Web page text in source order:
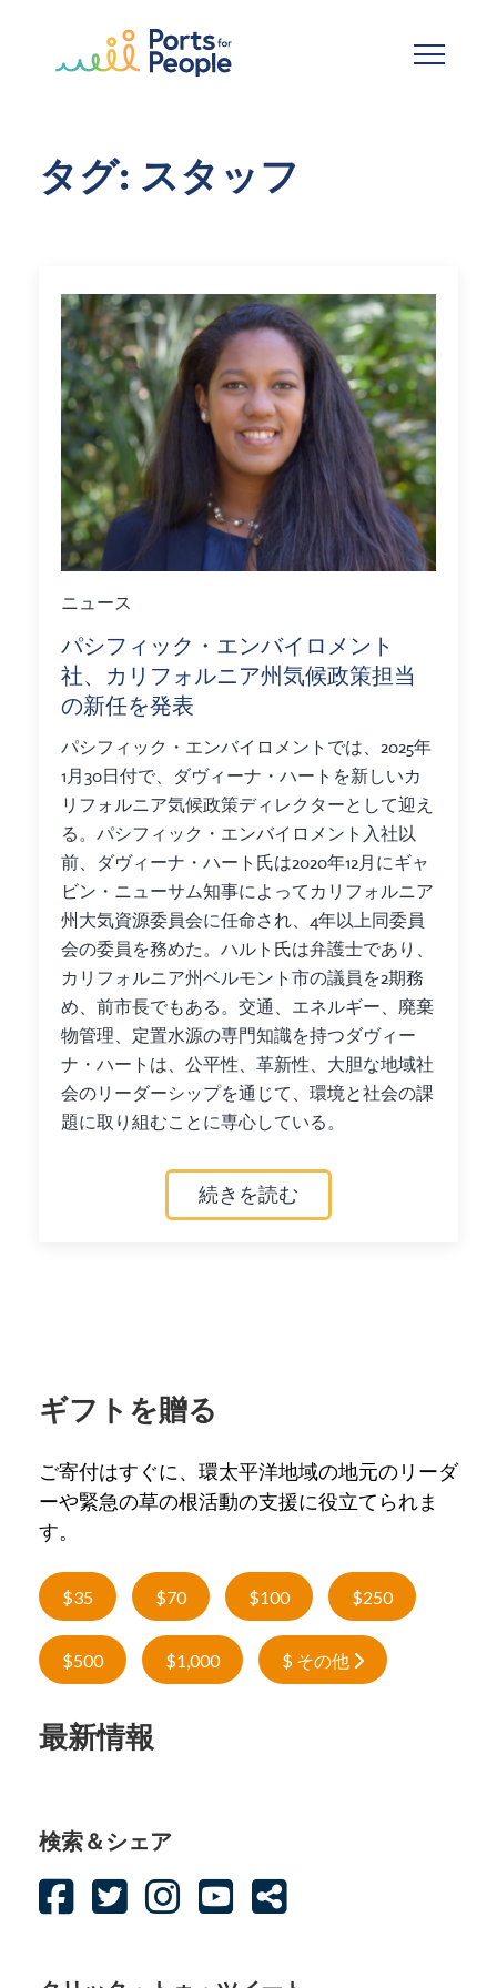
タグ: スタッフ
ニュース
パシフィック・エンバイロメント
社、カリフォルニア州気候政策担当
の新任を発表
パシフィック・エンバイロメントでは、2025年
1月30日付で、ダヴィーナ・ハートを新しいカ
リフォルニア気候政策ディレクターとして迎え
る。パシフィック・エンバイロメント入社以
前、ダヴィーナ・ハート氏は2020年12月にギャ
ビン・ニューサム知事によってカリフォルニア
州大気資源委員会に任命され、4年以上同委員
会の委員を務めた。ハルト氏は弁護士であり、
カリフォルニア州ベルモント市の議員を2期務
め、前市長でもある。交通、エネルギー、廃棄
物管理、定置水源の専門知識を持つダヴィー
ナ・ハートは、公平性、革新性、大胆な地域社
会のリーダーシップを通じて、環境と社会の課
題に取り組むことに専心している。
続きを読む
ギフトを贈る
ご寄付はすぐに、環太平洋地域の地元のリーダ
ーや緊急の草の根活動の支援に役立てられま
す。
$35 $70 $100 $250
$500 $1,000 $ その他
最新情報
検索＆シェア